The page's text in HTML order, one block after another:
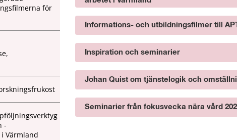
för
-
Värmland
Informations- och utbildningsfilmer till
Inspiration och seminarier
Johan Quist om tjänstelogik och
Seminarier från fokusvecka nära vård